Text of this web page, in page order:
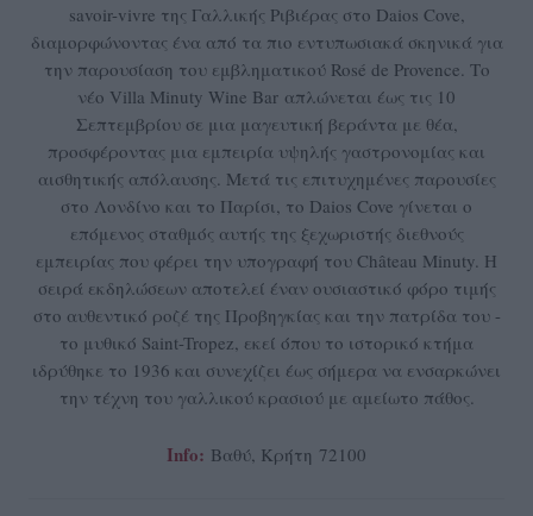
savoir-vivre της Γαλλικής Ριβιέρας στο Daios Cove,
διαμορφώνοντας ένα από τα πιο εντυπωσιακά σκηνικά για
την παρουσίαση του εμβληματικού Rosé de Provence. Το
νέο Villa Minuty Wine Bar απλώνεται έως τις 10
Σεπτεμβρίου σε μια μαγευτική βεράντα με θέα,
προσφέροντας μια εμπειρία υψηλής γαστρονομίας και
αισθητικής απόλαυσης. Μετά τις επιτυχημένες παρουσίες
στο Λονδίνο και το Παρίσι, το Daios Cove γίνεται ο
επόμενος σταθμός αυτής της ξεχωριστής διεθνούς
εμπειρίας που φέρει την υπογραφή του Château Minuty. Η
σειρά εκδηλώσεων αποτελεί έναν ουσιαστικό φόρο τιμής
στο αυθεντικό ροζέ της Προβηγκίας και την πατρίδα του -
το μυθικό Saint-Tropez, εκεί όπου το ιστορικό κτήμα
ιδρύθηκε το 1936 και συνεχίζει έως σήμερα να ενσαρκώνει
την τέχνη του γαλλικού κρασιού με αμείωτο πάθος.
Info: Βαθύ, Κρήτη 72100